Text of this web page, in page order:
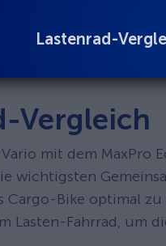
Lastenrad-
Vergleich
mit dem
wichtigsten
Cargo-Bike optimal
Lasten-Fahrrad, um